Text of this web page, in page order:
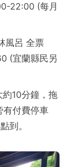
22:00 (每月
風呂 全票
(宜蘭縣民另
10分鐘，拖
有付費停車
到。